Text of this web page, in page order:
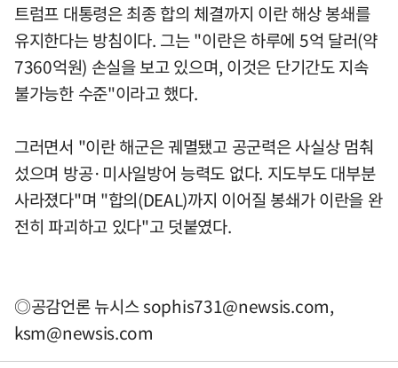
트럼프 대통령은 최종 합의 체결까지 이란 해상 봉쇄를
유지한다는 방침이다. 그는 "이란은 하루에 5억 달러(약
7360억원) 손실을 보고 있으며, 이것은 단기간도 지속
불가능한 수준"이라고 했다.
그러면서 "이란 해군은 궤멸됐고 공군력은 사실상 멈춰
섰으며 방공·미사일방어 능력도 없다. 지도부도 대부분
사라졌다"며 "합의(DEAL)까지 이어질 봉쇄가 이란을 완
전히 파괴하고 있다"고 덧붙였다.
◎공감언론 뉴시스sophis731@newsis.com,
ksm@newsis.com